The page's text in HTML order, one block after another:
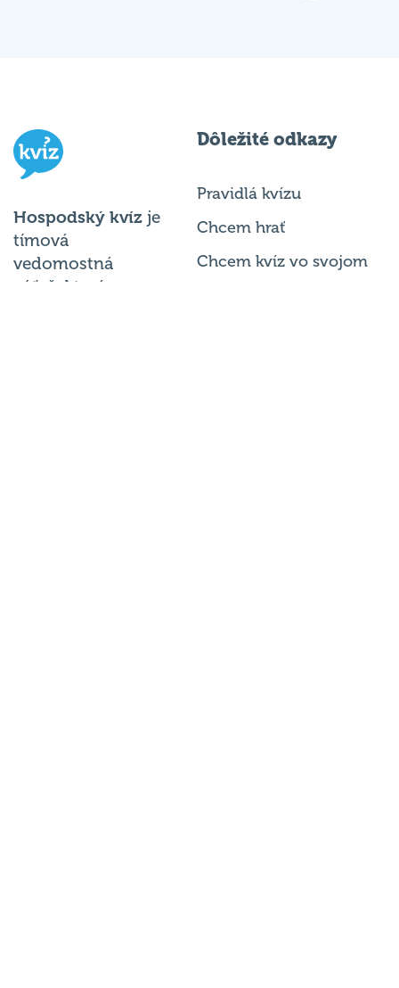
Hospodský kvíz je
tímová
vedomostná
súťaž, ktorá sa
Dôležité odkazy
Pravidlá kvízu
Chcem hrať
Chcem kvíz vo svojom